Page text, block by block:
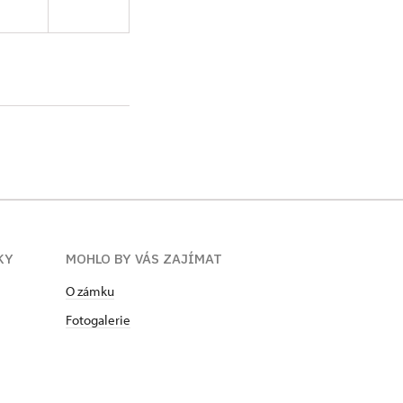
Je členkou
MOHLO BY VÁS ZAJÍMAT
O zámku
Fotogalerie